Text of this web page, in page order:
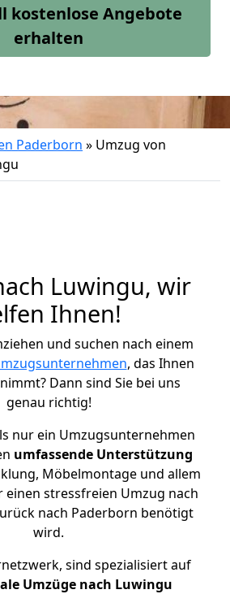
kostenlose Angebote
erhalten
Paderborn » Umzug von
Luwingu, wir
Ihnen!
und suchen nach einem
, das Ihnen
Dann sind Sie bei uns
genau richtig!
nur ein Umzugsunternehmen
umfassende Unterstützung
Möbelmontage und allem
einen stressfreien Umzug nach
nach Paderborn benötigt
wird.
sind spezialisiert auf
Umzüge nach Luwingu